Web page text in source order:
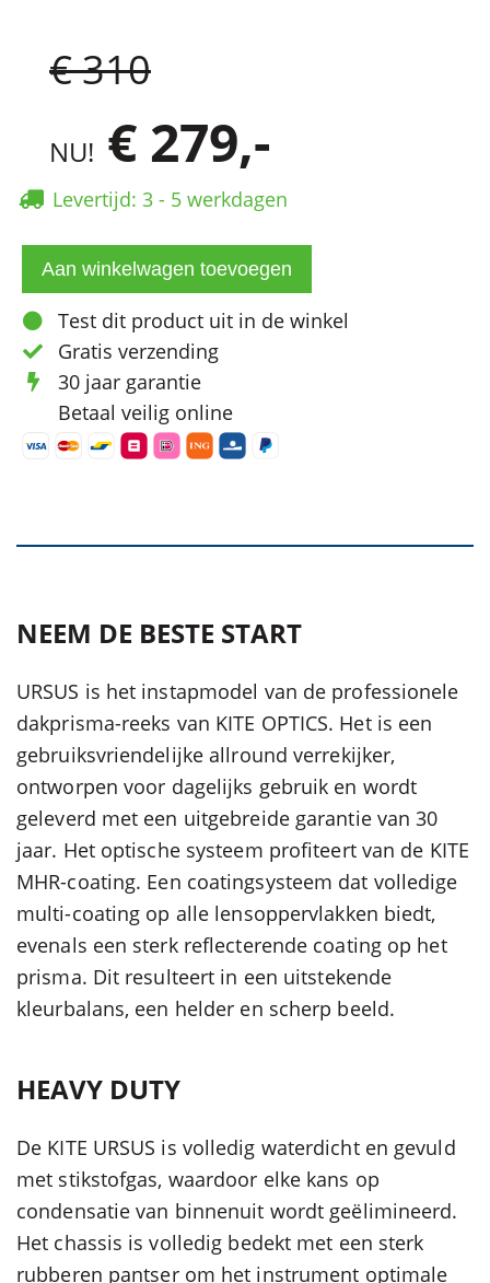
€ 310
NU! € 279,-
Levertijd: 3 - 5 werkdagen
Test dit product uit in de winkel
Gratis verzending
30 jaar garantie
Betaal veilig online
NEEM DE BESTE START
URSUS is het instapmodel van de professionele
dakprisma-reeks van KITE OPTICS. Het is een
gebruiksvriendelijke allround verrekijker,
ontworpen voor dagelijks gebruik en wordt
geleverd met een uitgebreide garantie van 30
jaar. Het optische systeem profiteert van de KITE
MHR-coating. Een coatingsysteem dat volledige
multi-coating op alle lensoppervlakken biedt,
evenals een sterk reflecterende coating op het
prisma. Dit resulteert in een uitstekende
kleurbalans, een helder en scherp beeld.
HEAVY DUTY
De KITE URSUS is volledig waterdicht en gevuld
met stikstofgas, waardoor elke kans op
condensatie van binnenuit wordt geëlimineerd.
Het chassis is volledig bedekt met een sterk
rubberen pantser om het instrument optimale